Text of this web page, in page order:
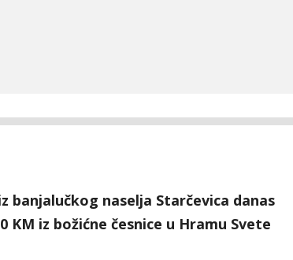
banjalučkog naselja Starčevica danas
iz božićne česnice u Hramu Svete